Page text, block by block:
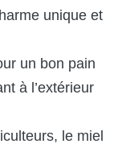
unique et
un bon pain
à l’extérieur
le miel